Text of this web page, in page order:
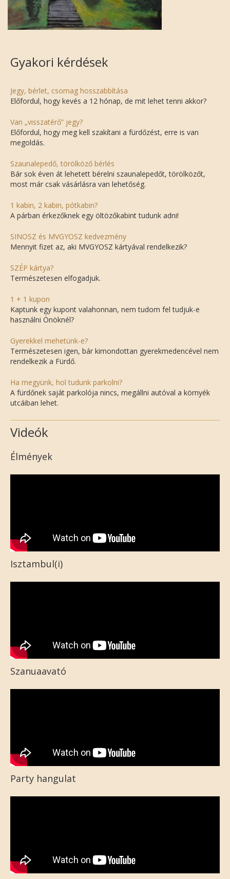
Gyakori kérdések
Jegy, bérlet, csomag hosszabbítása
Előfordul, hogy kevés a 12 hónap, de mit lehet tenni akkor?
Van „visszatérő” jegy?
Előfordul, hogy meg kell szakítani a fürdőzést, erre is van
megoldás.
Szaunalepedő, törölköző bérlés
Bár sok éven át lehetett bérelni szaunalepedőt, törölközőt,
most már csak vásárlásra van lehetőség.
1 kabin, 2 kabin, pótkabin?
A párban érkezőknek egy öltözőkabint tudunk adni!
SINOSZ és MVGYOSZ kedvezmény
Mennyit fizet az, aki MVGYOSZ kártyával rendelkezik?
SZÉP kártya?
Természetesen elfogadjuk.
1 + 1 kupon
Kaptunk egy kupont valahonnan, nem tudom fel tudjuk-e
használni Önöknél?
Gyerekkel mehetünk-e?
Természetesen igen, bár kimondottan gyerekmedencével nem
rendelkezik a Fürdő.
Ha megyünk, hol tudunk parkolni?
A fürdőnek saját parkolója nincs, megállni autóval a környék
utcáiban lehet.
Videók
Élmények
Isztambul(i)
Szanuaavató
Party hangulat